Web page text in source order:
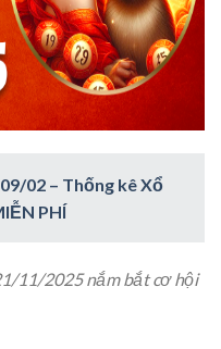
02 – Thống kê Xổ
PHÍ
11/2025 nắm bắt cơ hội